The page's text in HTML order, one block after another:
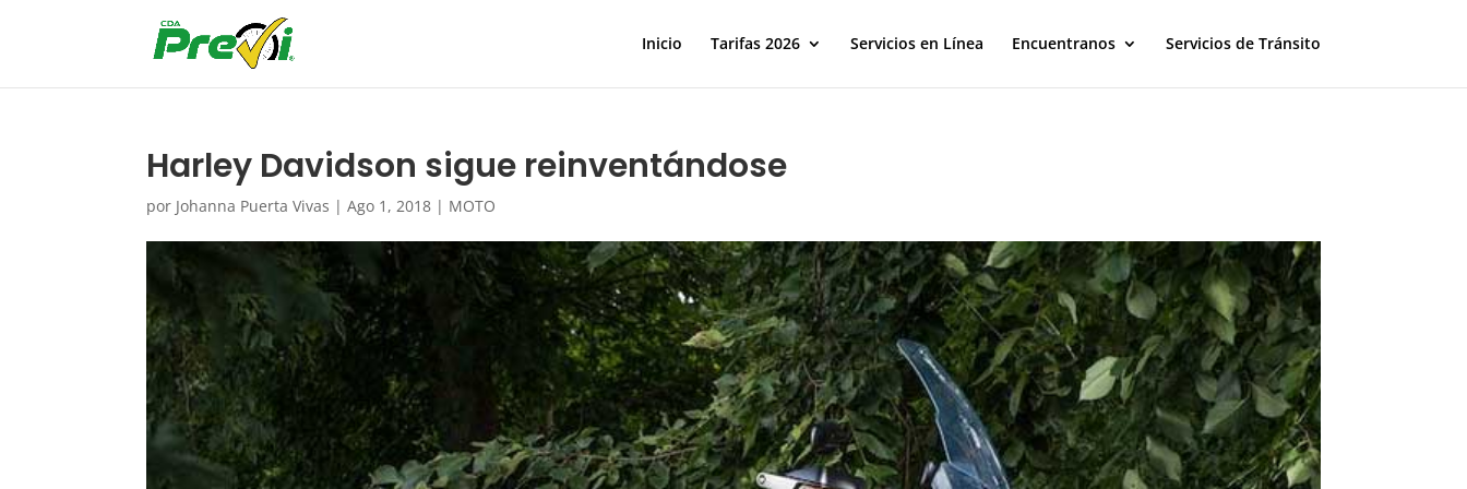
Inicio Tarifas 2026 Servicios en Línea Encuentranos Servicios de Tránsito
Harley Davidson sigue reinventándose
por Johanna Puerta Vivas |Ago 1, 2018 | MOTO